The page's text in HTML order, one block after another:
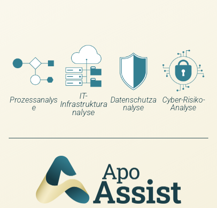
Prozessanalys
e
IT-
Infrastruktura
nalyse
Datenschutza
nalyse
Cyber-Risiko-
Analyse